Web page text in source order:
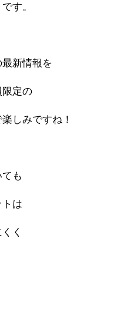
す。
新情報を
限定の
しみですね！
も
は
く